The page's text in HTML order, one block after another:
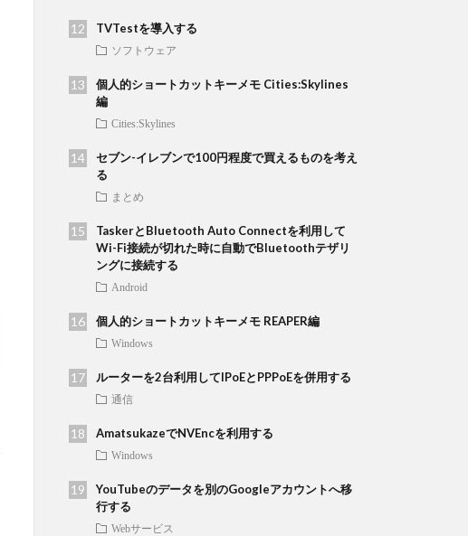
TVTestを導入する
ソフトウェア
個人的ショートカットキーメモ Cities:Skylines
編
Cities:Skylines
セブン-イレブンで100円程度で買えるものを考え
る
まとめ
TaskerとBluetooth Auto Connectを利用して
Wi-Fi接続が切れた時に自動でBluetoothテザリ
ングに接続する
Android
個人的ショートカットキーメモ REAPER編
Windows
ルーターを2台利用してIPoEとPPPoEを併用する
通信
AmatsukazeでNVEncを利用する
Windows
YouTubeのデータを別のGoogleアカウントへ移
行する
Webサービス